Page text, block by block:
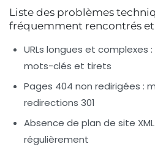
Liste des problèmes
fréquemment rencontrés
URLs longues et complexes
mots-clés et tirets
Pages 404 non redirigées :
redirections 301
Absence de plan de site
régulièrement